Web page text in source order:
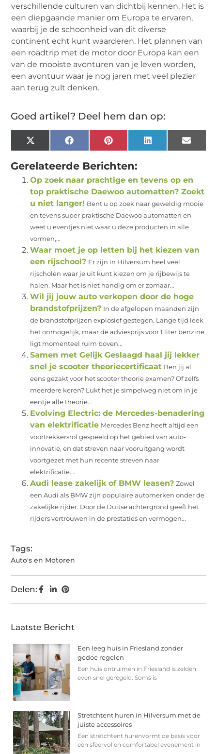
verschillende culturen van dichtbij kennen. Het is
een diepgaande manier om Europa te ervaren,
waarbij je de schoonheid van dit diverse
continent echt kunt waarderen. Het plannen van
een roadtrip met de motor door Europa kan een
van de mooiste avonturen van je leven worden,
een avontuur waar je nog jaren met veel plezier
aan terug zult denken.
Goed artikel? Deel hem dan op:
X
(Twitter)
FacebookPinterest LinkedIn Email
Gerelateerde Berichten:
Op zoek naar prachtige en tevens op en
top praktische Daewoo automatten? Zoekt
u niet langer! Bent u op zoek naar geweldig mooie
en tevens super praktische Daewoo automatten en
weet u eventjes niet waar u deze producten in alle
vormen,...
Waar moet je op letten bij het kiezen van
een rijschool? Er zijn in Hilversum heel veel
rijscholen waar je uit kunt kiezen om je rijbewijs te
halen. Maar het is niet handig om er zomaar...
Wil jij jouw auto verkopen door de hoge
brandstofprijzen? In de afgelopen maanden zijn
de brandstofprijzen explosief gestegen. Lange tijd leek
het onmogelijk, maar de adviesprijs voor 1 liter benzine
ligt momenteel ruim boven...
Samen met Gelijk Geslaagd haal jij lekker
snel je scooter theoriecertificaat Ben jij al
eens gezakt voor het scooter theorie examen? Of zelfs
meerdere keren? Lukt het je simpelweg niet om in je
eentje alle theorie...
Evolving Electric: de Mercedes-benadering
van elektrificatie Mercedes Benz heeft altijd een
voortrekkersrol gespeeld op het gebied van auto-
innovatie, en dat streven naar vooruitgang wordt
voortgezet met hun recente streven naar
elektrificatie....
Audi lease zakelijk of BMW leasen? Zowel
een Audi als BMW zijn populaire automerken onder de
zakelijke rijder. Door de Duitse achtergrond geeft het
rijders vertrouwen in de prestaties en vermogen...
Tags:
Auto's en Motoren
Delen:
Laatste Bericht
Een leeg huis in Friesland zonder
gedoe regelen
Een huis ontruimen in Friesland is zelden
even snel geregeld. Soms is
Stretchtent huren in Hilversum met de
juiste accessoires
Een stretchtent hurenvormt de basis voor
een sfeervol en comfortabel evenement in